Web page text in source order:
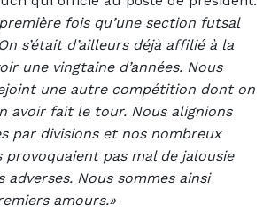
première fois qu’une section futsal
s’était d’ailleurs déjà affilié à la
une vingtaine d’années. Nous
une autre compétition dont on
avoir fait le tour. Nous alignions
par divisions et nos nombreux
pas mal de jalousie
adverses. Nous sommes ainsi
amours.»